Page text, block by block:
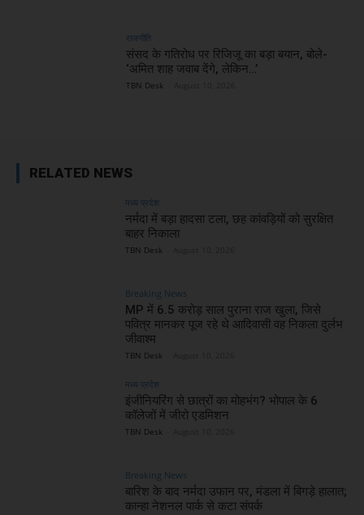
राजनीति
संसद के गतिरोध पर रिजिजू का बड़ा बयान, बोले-
‘अमित शाह जवाब देंगे, लेकिन…’
TBN Desk
RELATED NEWS
मध्य प्रदेश
नर्मदा में बड़ा हादसा टला, छह कांवड़ियों को सुरक्षित
बाहर निकाला
TBN Desk
Breaking News
MP में 6.5 करोड़ साल पुराना राज खुला, जिसे
पवित्र मानकर पूज रहे थे आदिवासी वह निकला दुर्लभ
जीवाश्म
TBN Desk
मध्य प्रदेश
इंजीनियरिंग से छात्रों का मोहभंग? भोपाल के 6
कॉलेजों में जीरो एडमिशन
TBN Desk
Breaking News
बारिश के बाद नर्मदा उफान पर, मंडला में बिगड़े हालात;
कान्हा नेशनल पार्क से कटा संपर्क